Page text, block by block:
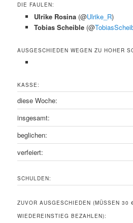
DIE FAULEN:
Ulrike Rosina (@Ulrike_R)
Tobias Scheible (@
AUSGESCHIEDEN WEGEN ZU HOHER
KASSE:
diese Woche:
insgesamt:
beglichen:
verfeiert:
SCHULDEN:
ZUVOR AUSGESCHIEDEN (MÜSSEN 30
WIEDEREINSTIEG BEZAHLEN):